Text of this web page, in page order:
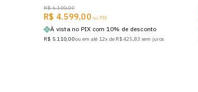
R$ 6.100,00
R$ 4.599,00 no PIX
À vista no PIX com 10% de desconto
R$ 5.110,00ou em até 12x de R$ 425,83 sem juros